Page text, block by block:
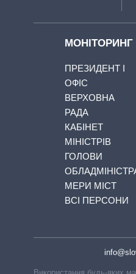
МОНІТОРИНГ
ПРЕЗИДЕНТ І
ОФІС
ВЕРХОВНА
РАДА
КАБІНЕТ
МІНІСТРІВ
ГОЛОВИ
МЕРИ МІСТ
ВСІ ПЕРСОНИ